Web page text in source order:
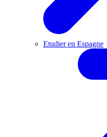
Etudier en Espagne